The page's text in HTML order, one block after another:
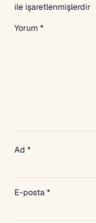
ile işaretlenmişlerdir
Yorum *
Ad *
E-posta*